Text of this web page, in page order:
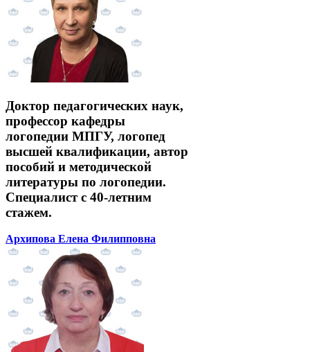
Доктор педагогических наук,
профессор кафедры
логопедии МПГУ, логопед
высшей квалификации, автор
пособий и методической
литературы по логопедии.
Специалист с 40-летним
стажем.
Архипова Елена Филипповна